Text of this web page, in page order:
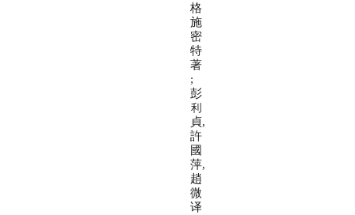
格
施
密
特
著
;
彭
利
貞,
許
國
萍,
趙
微
译